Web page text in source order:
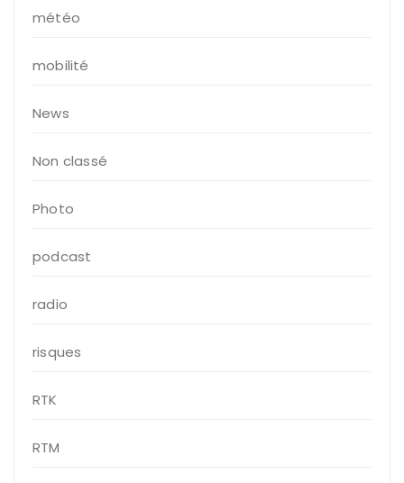
météo
mobilité
News
Non classé
Photo
podcast
radio
risques
RTK
RTM